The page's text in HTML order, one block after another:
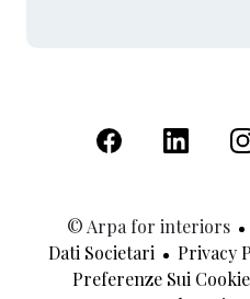
© Arpa for interiors
Dati Societari
Privacy
Preferenze Sui Cookie